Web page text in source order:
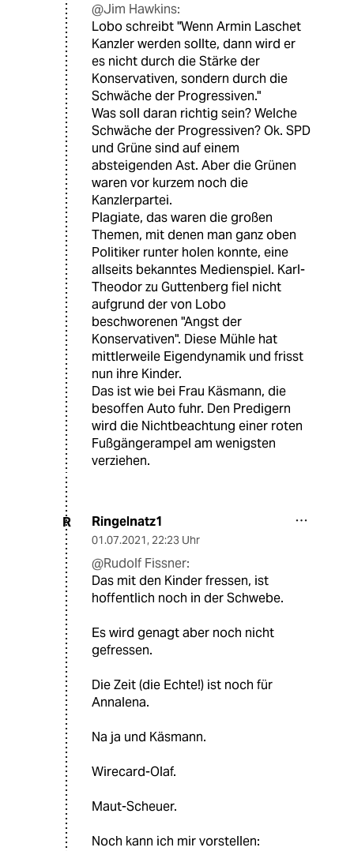
@Jim Hawkins:
Lobo schreibt "Wenn Armin Laschet
Kanzler werden sollte, dann wird er
es nicht durch die Stärke der
Konservativen, sondern durch die
Schwäche der Progressiven."
Was soll daran richtig sein? Welche
Schwäche der Progressiven? Ok. SPD
und Grüne sind auf einem
absteigenden Ast. Aber die Grünen
waren vor kurzem noch die
Kanzlerpartei.
Plagiate, das waren die großen
Themen, mit denen man ganz oben
Politiker runter holen konnte, eine
allseits bekanntes Medienspiel. Karl-
Theodor zu Guttenberg fiel nicht
aufgrund der von Lobo
beschworenen "Angst der
Konservativen". Diese Mühle hat
mittlerweile Eigendynamik und frisst
nun ihre Kinder.
Das ist wie bei Frau Käsmann, die
besoffen Auto fuhr. Den Predigern
wird die Nichtbeachtung einer roten
Fußgängerampel am wenigsten
verziehen.
R Ringelnatz1
01.07.2021, 22:23 Uhr
@Rudolf Fissner:
Das mit den Kinder fressen, ist
hoffentlich noch in der Schwebe.
Es wird genagt aber noch nicht
gefressen.
Die Zeit (die Echte!) ist noch für
Annalena.
Na ja und Käsmann.
Wirecard-Olaf.
Maut-Scheuer.
Noch kann ich mir vorstellen: